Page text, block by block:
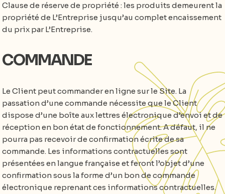
Clause de réserve de propriété : les produits demeurent la
propriété de L’Entreprise jusqu’au complet encaissement
du prix par L’Entreprise.
COMMANDE
Le Client peut commander en ligne sur le Site. La
passation d’une commande nécessite que le Client
dispose d’une boîte aux lettres électronique d’envoi et de
réception en bon état de fonctionnement. A défaut, il ne
pourra pas recevoir de confirmation écrite de sa
commande. Les informations contractuelles sont
présentées en langue française et feront l’objet d’une
confirmation sous la forme d’un bon de commande
électronique reprenant ces informations contractuelles.